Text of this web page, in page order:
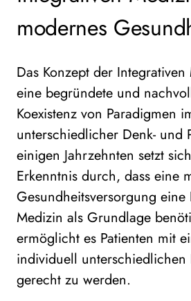
modernes
Das Konzept der
eine begründete und
Koexistenz von Paradigmen
unterschiedlicher Denk- und
einigen Jahrzehnten setzt
Erkenntnis durch, dass eine
Gesundheitsversorgung eine
Medizin als Grundlage
ermöglicht es Patienten mit
individuell unterschiedlichen
gerecht zu werden.